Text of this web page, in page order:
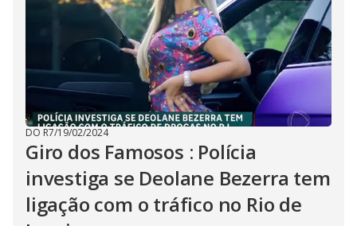
DO R7/19/02/2024
Giro dos Famosos : Polícia
investiga se Deolane Bezerra tem
ligação com o tráfico no Rio de